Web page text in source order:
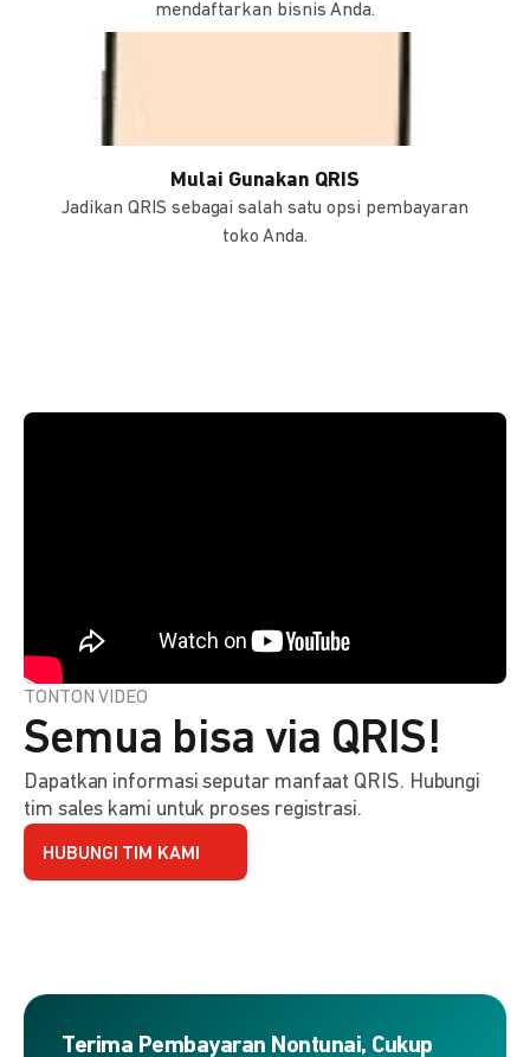
mendaftarkan bisnis Anda.
Mulai Gunakan QRIS
Jadikan QRIS sebagai salah satu opsi pembayaran
toko Anda.
TONTON VIDEO
Semua bisa via QRIS!
Dapatkan informasi seputar manfaat QRIS. Hubungi
tim sales kami untuk proses registrasi.
HUBUNGI TIM KAMI
Terima Pembayaran Nontunai, Cukup